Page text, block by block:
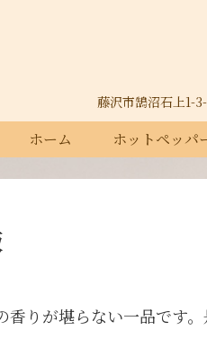
藤沢市鵠沼石上1-
ホーム ホットペッパ
香りが堪らない一品です